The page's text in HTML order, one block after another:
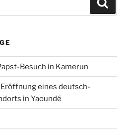
Besuch in Kamerun
Eröffnung eines deutsch-
in Yaoundé